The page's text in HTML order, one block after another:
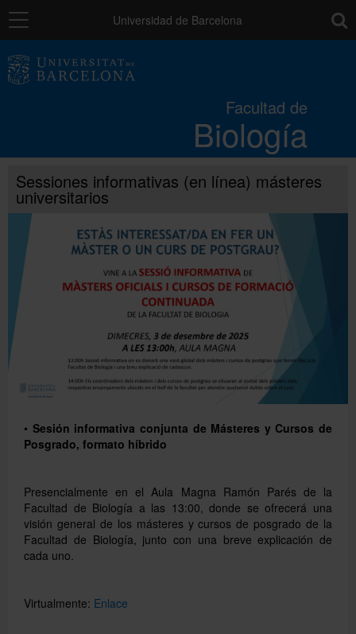
Navegación Universidad de Barcelona
Facultad de
Biología
Estudios
Investigación e innovación
Servicios
Recursos para el alumnado
Directorio
Directorio UB
Sessiones informativas (en línea) másteres
universitarios
• Sesión informativa conjunta de Másteres y Cursos de
Posgrado, formato híbrido
Presencialmente en el Aula Magna Ramón Parés de la
Facultad de Biología a las 13:00, donde se ofrecerá una
visión general de los másteres y cursos de posgrado de la
Facultad de Biología, junto con una breve explicación de
cada uno.
Virtualmente: Enlace